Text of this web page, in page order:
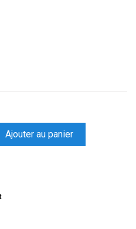
Ajouter au panier